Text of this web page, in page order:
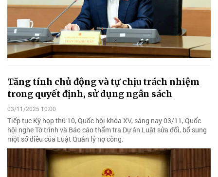
Tăng tính chủ động và tự chịu trách nhiệm
trong quyết định, sử dụng ngân sách
03/11/2025 10:00
Tiếp tục Kỳ họp thứ 10, Quốc hội khóa XV, sáng nay 03/11, Quốc
hội nghe Tờ trình và Báo cáo thẩm tra Dự án Luật sửa đổi, bổ sung
một số điều của Luật Quản lý nợ công.